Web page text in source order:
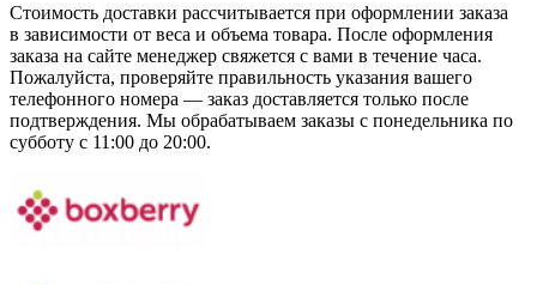
Стоимость доставки рассчитывается при оформлении заказа
в зависимости от веса и объема товара. После оформления
заказа на сайте менеджер свяжется с вами в течение часа.
Пожалуйста, проверяйте правильность указания вашего
телефонного номера — заказ доставляется только после
подтверждения. Мы обрабатываем заказы с понедельника по
субботу с 11:00 до 20:00.